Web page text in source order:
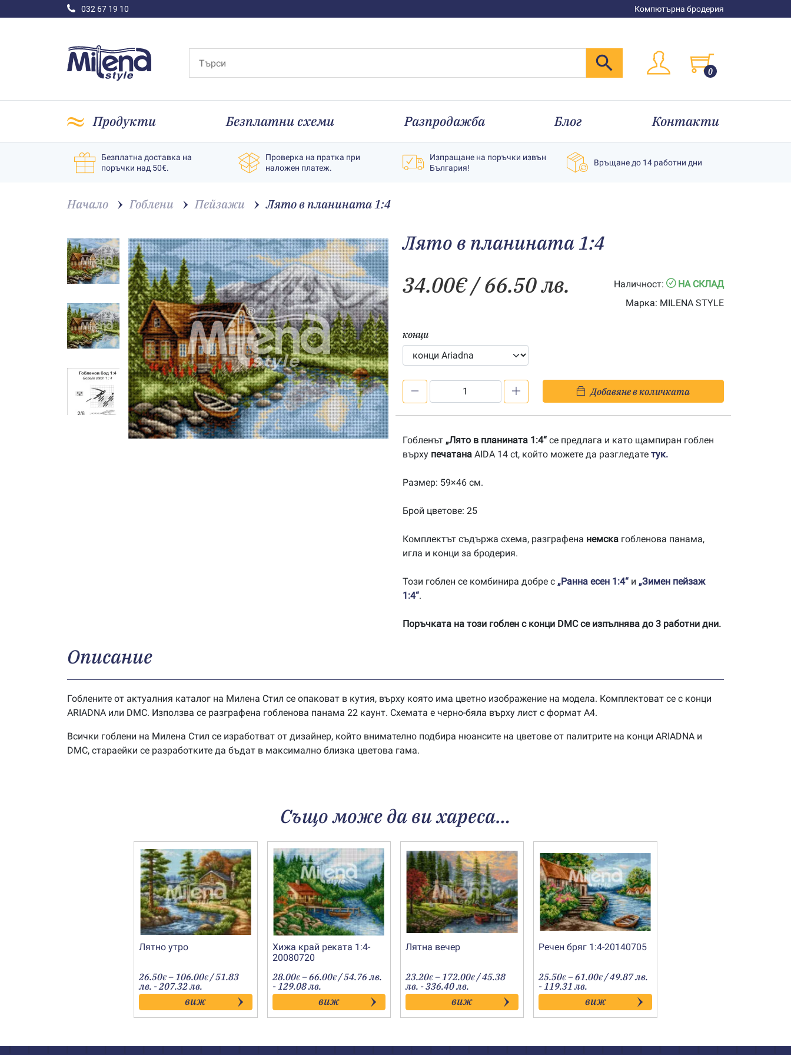
032 67 19 10 Компютърна бродерия
0
Продукти Безплатни схеми Разпродажба Блог Контакти
Безплатна доставка на
поръчки над 50€.
Проверка на пратка при
наложен платеж.
Изпращане на поръчки извън
България!
Връщане до 14 работни дни
Начало Гоблени Пейзажи Лято в планината 1:4
Лято в планината 1:4
34.00€/ 66.50 лв. Наличност:
НА СКЛАД
Марка: MILENA STYLE
конци
в
планината
Добавяне в количката
Гобленът „Лято в планината 1:4“ се предлага и като щампиран гоблен
върху печатана AIDA 14 ct, който можете да разгледате тук.
Размер: 59×46 см.
Брой цветове: 25
Комплектът съдържа схема, разграфена немска гобленова панама,
игла и конци за бродерия.
Този гоблен се комбинира добре с „Ранна есен 1:4“ и „Зимен пейзаж
1:4“.
Поръчката на този гоблен с конци DMC се изпълнява до 3 работни дни.
Описание
Гоблените от актуалния каталог на Милена Стил се опаковат в кутия, върху която има цветно изображение на модела. Комплектоват се с конци
ARIADNA или DMC. Използва се разграфена гобленова панама 22 каунт. Схемата е черно-бяла върху лист с формат А4.
Всички гоблени на Милена Стил се изработват от дизайнер, който внимателно подбира нюансите на цветове от палитрите на конци ARIADNA и
DMC, стараейки се разработките да бъдат в максимално близка цветова гама.
Също може да ви хареса…
Лятно утро
26.50€ –106.00€Price
range:
26.50€
through
106.00€
/ 51.83
лв. - 207.32 лв.
виж
Хижа край реката 1:4-
20080720
28.00€ –66.00€Price
range:
28.00€
through
66.00€
/ 54.76 лв.
- 129.08 лв.
виж
Лятна вечер
23.20€ –172.00€Price
range:
23.20€
through
172.00€
/ 45.38
лв. - 336.40 лв.
виж
Речен бряг 1:4-20140705
25.50€ –61.00€Price
range:
25.50€
through
61.00€
/ 49.87 лв.
- 119.31 лв.
виж